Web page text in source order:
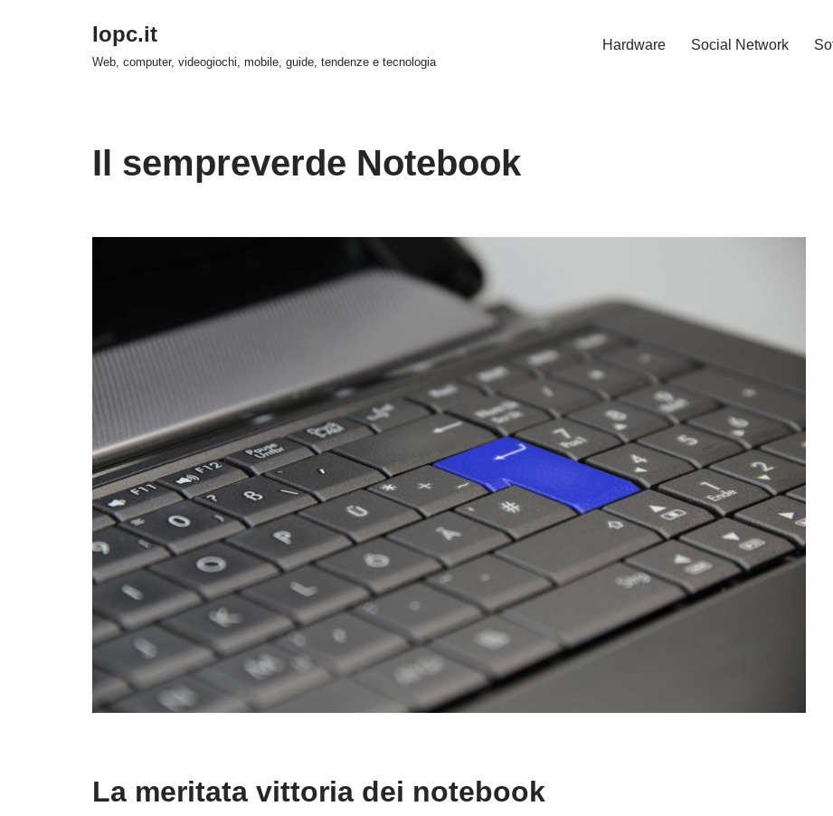
Iopc.it
Web, computer, videogiochi, mobile, guide, tendenze e tecnologia
Hardware Social Network
Il sempreverde Notebook
La meritata vittoria dei notebook